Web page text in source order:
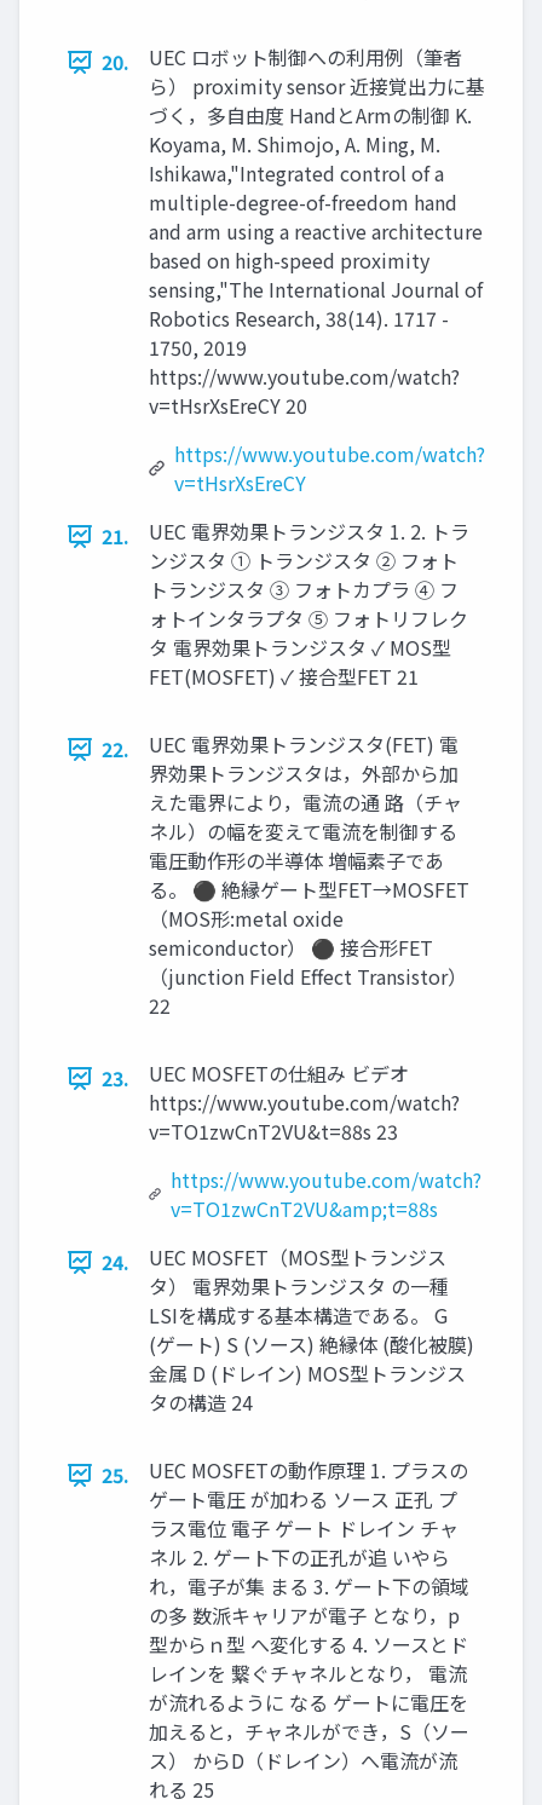
20.
UEC ロボット制御への利用例（筆者
ら） proximity sensor 近接覚出力に基
づく，多自由度 HandとArmの制御 K.
Koyama, M. Shimojo, A. Ming, M.
Ishikawa,"Integrated control of a
multiple-degree-of-freedom hand
and arm using a reactive architecture
based on high-speed proximity
sensing,"The International Journal of
Robotics Research, 38(14). 1717 -
1750, 2019
https://www.youtube.com/watch?
v=tHsrXsEreCY 20
https://www.youtube.com/watch?
v=tHsrXsEreCY
21.
UEC 電界効果トランジスタ 1. 2. トラ
ンジスタ ① トランジスタ ② フォト
トランジスタ ③ フォトカプラ ④ フ
ォトインタラプタ ⑤ フォトリフレク
タ 電界効果トランジスタ ✓ MOS型
FET(MOSFET) ✓ 接合型FET 21
22.
UEC 電界効果トランジスタ(FET) 電
界効果トランジスタは，外部から加
えた電界により，電流の通 路（チャ
ネル）の幅を変えて電流を制御する
電圧動作形の半導体 増幅素子であ
る。 ⚫ 絶縁ゲート型FET→MOSFET
（MOS形:metal oxide
semiconductor） ⚫ 接合形FET
（junction Field Effect Transistor）
22
23.
UEC MOSFETの仕組み ビデオ
https://www.youtube.com/watch?
v=TO1zwCnT2VU&t=88s 23
https://www.youtube.com/watch?
v=TO1zwCnT2VU&amp;t=88s
24.
UEC MOSFET（MOS型トランジス
タ） 電界効果トランジスタ の一種
LSIを構成する基本構造である。 G
(ゲート) S (ソース) 絶縁体 (酸化被膜)
金属 D (ドレイン) MOS型トランジス
タの構造 24
25.
UEC MOSFETの動作原理 1. プラスの
ゲート電圧 が加わる ソース 正孔 プ
ラス電位 電子 ゲート ドレイン チャ
ネル 2. ゲート下の正孔が追 いやら
れ，電子が集 まる 3. ゲート下の領域
の多 数派キャリアが電子 となり，p
型からｎ型 へ変化する 4. ソースとド
レインを 繋ぐチャネルとなり， 電流
が流れるように なる ゲートに電圧を
加えると，チャネルができ，S（ソー
ス） からD（ドレイン）へ電流が流
れる 25